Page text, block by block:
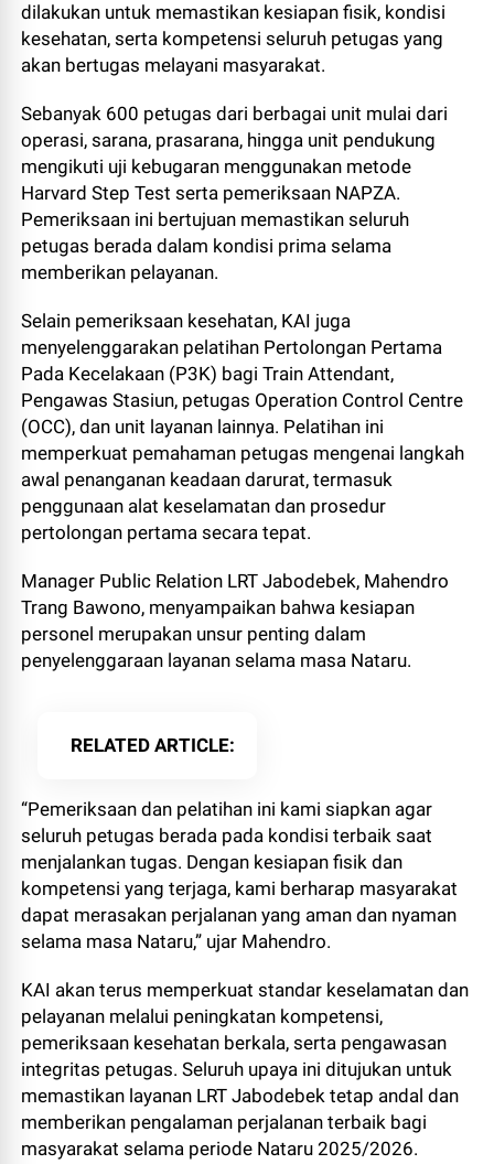
dilakukan untuk memastikan kesiapan fisik, kondisi
kesehatan, serta kompetensi seluruh petugas yang
akan bertugas melayani masyarakat.
Sebanyak 600 petugas dari berbagai unit mulai dari
operasi, sarana, prasarana, hingga unit pendukung
mengikuti uji kebugaran menggunakan metode
Harvard Step Test serta pemeriksaan NAPZA.
Pemeriksaan ini bertujuan memastikan seluruh
petugas berada dalam kondisi prima selama
memberikan pelayanan.
Selain pemeriksaan kesehatan, KAI juga
menyelenggarakan pelatihan Pertolongan Pertama
Pada Kecelakaan (P3K) bagi Train Attendant,
Pengawas Stasiun, petugas Operation Control Centre
(OCC), dan unit layanan lainnya. Pelatihan ini
memperkuat pemahaman petugas mengenai langkah
awal penanganan keadaan darurat, termasuk
penggunaan alat keselamatan dan prosedur
pertolongan pertama secara tepat.
Manager Public Relation LRT Jabodebek, Mahendro
Trang Bawono, menyampaikan bahwa kesiapan
personel merupakan unsur penting dalam
penyelenggaraan layanan selama masa Nataru.
RELATED ARTICLE
“Pemeriksaan dan pelatihan ini kami siapkan agar
seluruh petugas berada pada kondisi terbaik saat
menjalankan tugas. Dengan kesiapan fisik dan
kompetensi yang terjaga, kami berharap masyarakat
dapat merasakan perjalanan yang aman dan nyaman
selama masa Nataru,” ujar Mahendro.
KAI akan terus memperkuat standar keselamatan dan
pelayanan melalui peningkatan kompetensi,
pemeriksaan kesehatan berkala, serta pengawasan
integritas petugas. Seluruh upaya ini ditujukan untuk
memastikan layanan LRT Jabodebek tetap andal dan
memberikan pengalaman perjalanan terbaik bagi
masyarakat selama periode Nataru 2025/2026.